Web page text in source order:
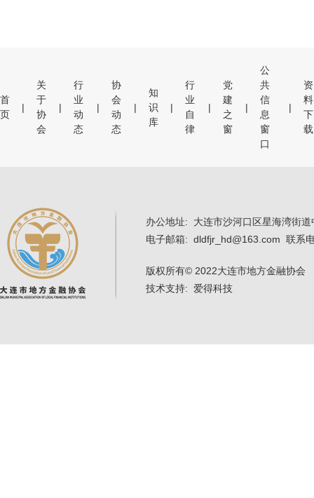
首
页
|
关
于
协
会
|
行
业
动
态
|
协
会
动
态
|
知
识
库
|
行
业
自
律
|
党
建
之
窗
|
公
共
信
息
窗
口
|
资
料
下
载
办公地址: 大连市沙河口区星海湾街
电子邮箱: dldfjr_hd@163.com 联系
版权所有© 2022大连市地方金融协
技术支持: 爱得科技